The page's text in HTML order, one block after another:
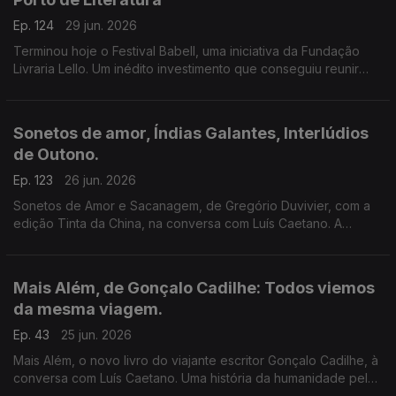
Ep. 124
29 jun. 2026
Terminou hoje o Festival Babell, uma iniciativa da Fundação
Livraria Lello. Um inédito investimento que conseguiu reunir
Conceição Evaristo, Milton Hatoum e Héctor Abad Faciolince.
Sonetos de amor, Índias Galantes, Interlúdios
de Outono.
Ep. 123
26 jun. 2026
Sonetos de Amor e Sacanagem, de Gregório Duvivier, com a
edição Tinta da China, na conversa com Luís Caetano. A
Mais Além, de Gonçalo Cadilhe: Todos viemos
da mesma viagem.
Ep. 43
25 jun. 2026
Mais Além, o novo livro do viajante escritor Gonçalo Cadilhe, à
conversa com Luís Caetano. Uma história da humanidade pela